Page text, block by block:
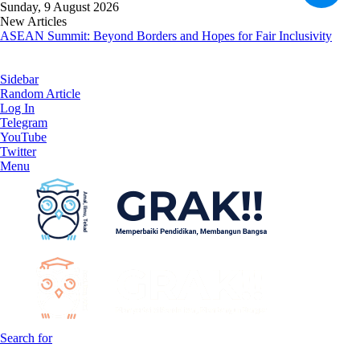
Sunday, 9 August 2026
New Articles
ASEAN Summit: Beyond Borders and Hopes for Fair Inclusivity
Sidebar
Random Article
Log In
Telegram
YouTube
Twitter
Menu
Search for